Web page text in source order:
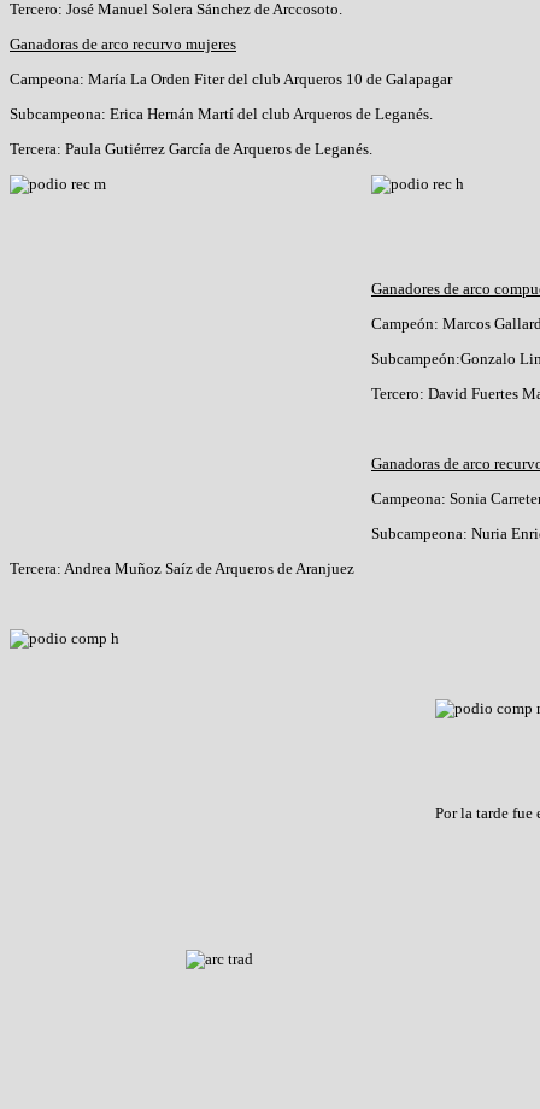
Tercero: José Manuel Solera Sánchez de Arccosoto.
Ganadoras de arco recurvo mujeres
Campeona: María La Orden Fiter del club Arqueros 10 de Galapagar
Subcampeona: Erica Hernán Martí del club Arqueros de Leganés.
Tercera: Paula Gutiérrez García de Arqueros de Leganés.
Ganadores de arco
Campeón: Marcos
Subcampeón:Gonzalo
Tercero: David Fuertes
Ganadoras de arco
Campeona: Sonia
Subcampeona: Nuria
Tercera: Andrea Muñoz Saíz de Arqueros de Aranjuez
Por la tarde